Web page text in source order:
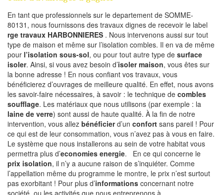
En tant que professionnels sur le departement de SOMME-
80131, nous fournissons des travaux dignes de recevoir le label
rge travaux HARBONNIERES . Nous intervenons aussi sur tout
type de maison et même sur l’isolation combles. Il en va de même
pour l’isolation sous-sol, ou pour tout autre type de surface
isoler. Ainsi, si vous avez besoin d’isoler maison, vous êtes sur
la bonne adresse ! En nous confiant vos travaux, vous
bénéficierez d’ouvrages de meilleure qualité. En effet, nous avons
les savoir-faire nécessaires, à savoir : le technique de combles
soufflage. Les matériaux que nous utilisons (par exemple : la
laine de verre) sont aussi de haute qualité. À la fin de notre
intervention, vous allez bénéficierd’un confort sans pareil ! Pour
ce qui est de leur consommation, vous n’avez pas à vous en faire.
Le système que nous installerons au sein de votre habitat vous
permettra plus d’economies energie. En ce qui concerne le
prix isolation, il n’y a aucune raison de s’inquiéter. Comme
l’appellation même du programme le montre, le prix n’est surtout
pas exorbitant ! Pour plus d’informations concernant notre